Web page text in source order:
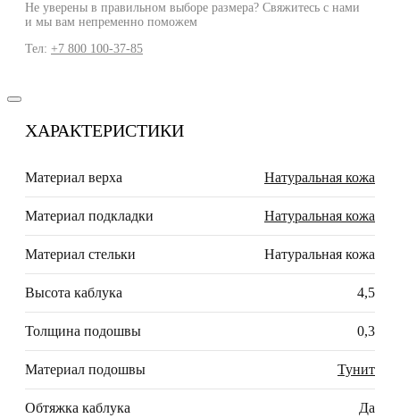
Не уверены в правильном выборе размера? Свяжитесь с нами
и мы вам непременно поможем
Тел: +7 800 100-37-85
ХАРАКТЕРИСТИКИ
Материал верха Натуральная кожа
Материал подкладки Натуральная кожа
Материал стельки Натуральная кожа
Высота каблука 4,5
Толщина подошвы 0,3
Материал подошвы Тунит
Обтяжка каблука Да